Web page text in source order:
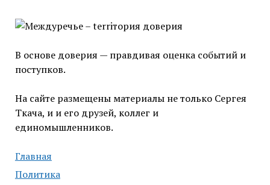
В основе доверия — правдивая оценка событий и
поступков.
На сайте размещены материалы не только Сергея
Ткача, и и его друзей, коллег и
единомышленников.
Главная
Политика